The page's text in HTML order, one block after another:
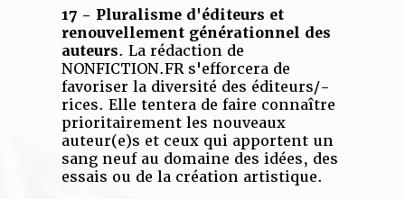
17 - Pluralisme d'éditeurs et
renouvellement générationnel des
auteurs. La rédaction de
NONFICTION.FR s'efforcera de
favoriser la diversité des éditeurs/-
rices. Elle tentera de faire connaître
prioritairement les nouveaux
auteur(e)s et ceux qui apportent un
sang neuf au domaine des idées, des
essais ou de la création artistique.